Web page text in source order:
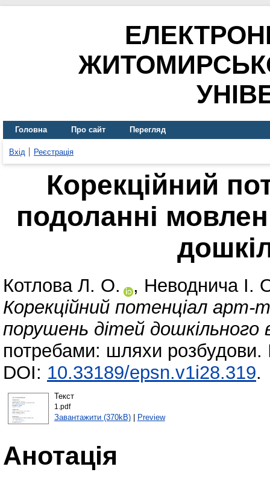
Головна Про сайт Перегляд
Вхід Реєстрація
Корекційний
подоланні
Котлова Л. О. , Неводнича І.
Корекційний потенціал арт-
порушень дітей дошкільного
потребами: шляхи
DOI: 10.33189/epsn.v1i28.319.
Текст
1.pdf
Завантажити (370kB)| Preview
Анотація